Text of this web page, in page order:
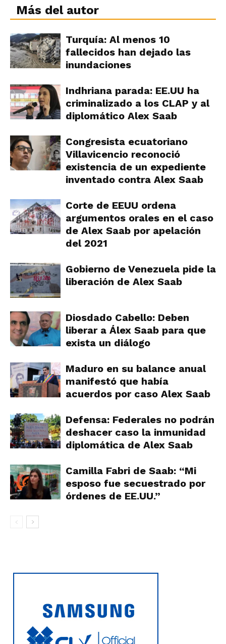
Más del autor
Turquía: Al menos 10
fallecidos han dejado las
inundaciones
Indhriana parada: EE.UU ha
criminalizado a los CLAP y al
diplomático Alex Saab
Congresista ecuatoriano
Villavicencio reconoció
existencia de un expediente
inventado contra Alex Saab
Corte de EEUU ordena
argumentos orales en el caso
de Alex Saab por apelación
del 2021
Gobierno de Venezuela pide la
liberación de Alex Saab
Diosdado Cabello: Deben
liberar a Álex Saab para que
exista un diálogo
Maduro en su balance anual
manifestó que había
acuerdos por caso Alex Saab
Defensa: Federales no podrán
deshacer caso la inmunidad
diplomática de Alex Saab
Camilla Fabri de Saab: “Mi
esposo fue secuestrado por
órdenes de EE.UU.”